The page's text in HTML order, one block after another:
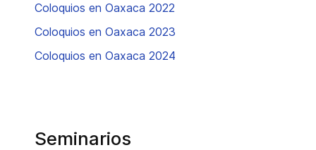
Coloquios en Oaxaca 2022
Coloquios en Oaxaca 2023
Coloquios en Oaxaca 2024
Seminarios